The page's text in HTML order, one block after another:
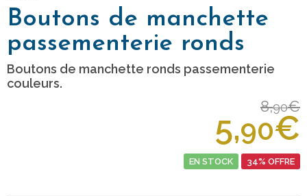
Boutons de manchette
passementerie ronds
Boutons de manchette ronds passementerie
couleurs.
8,90€
5,90€
EN STOCK 34% OFFRE